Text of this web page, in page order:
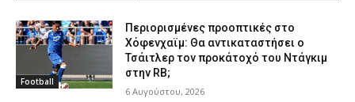
Football
Περιορισμένες προοπτικές στο
Χόφενχαϊμ: Θα αντικαταστήσει ο
Τσάιτλερ τον προκάτοχό του Ντάγκιμ
στην RB;
6 Αυγούστου, 2026